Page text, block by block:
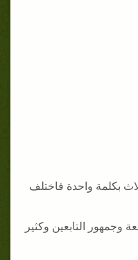
بكلمة واحدة فاختلف
وجمهور التابعين وكثير